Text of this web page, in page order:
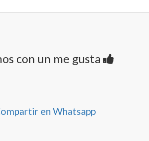
con un me gusta
en Whatsapp